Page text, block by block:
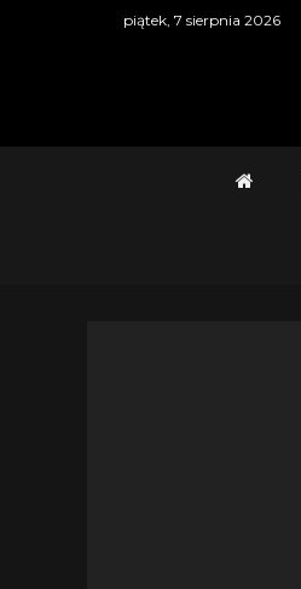
piątek, 7 sierpnia 2026